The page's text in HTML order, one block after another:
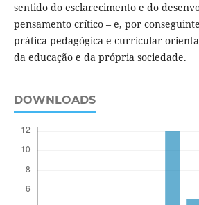
sentido do esclarecimento e do
pensamento crítico – e, por
prática pedagógica e curricular
da educação e da própria sociedade.
DOWNLOADS